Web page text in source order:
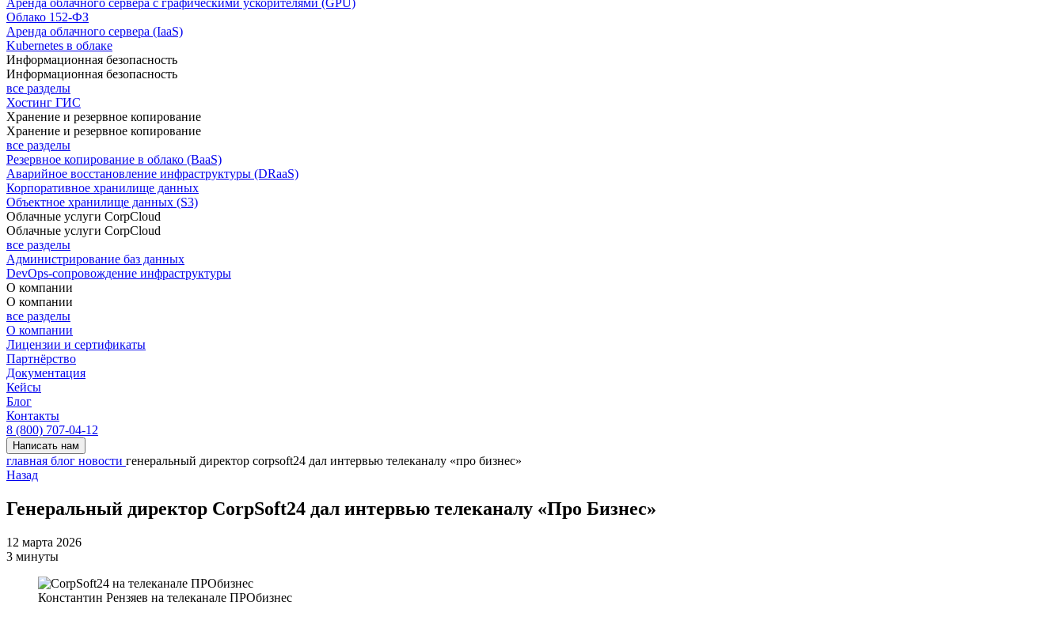
Аренда облачного сервера с графическими ускорителями (GPU)
Облако 152-ФЗ
Аренда облачного сервера (IaaS)
Kubernetes в облаке
Информационная безопасность
Информационная безопасность
все разделы
Хостинг ГИС
Хранение и резервное копирование
Хранение и резервное копирование
все разделы
Резервное копирование в облако (BaaS)
Аварийное восстановление инфраструктуры (DRaaS)
Корпоративное хранилище данных
Объектное хранилище данных (S3)
Облачные услуги CorpCloud
Облачные услуги CorpCloud
все разделы
Администрирование баз данных
DevOps-сопровождение инфраструктуры
О компании
О компании
все разделы
О компании
Лицензии и сертификаты
Партнёрство
Документация
Кейсы
Блог
Контакты
8 (800) 707-04-12
Написать нам
главная блог новости генеральный директор corpsoft24 дал интервью телеканалу «про бизнес»
Назад
Генеральный директор CorpSoft24 дал интервью телеканалу «Про Бизнес»
12 марта 2026
3 минуты
Константин Рензяев на телеканале ПРОбизнес